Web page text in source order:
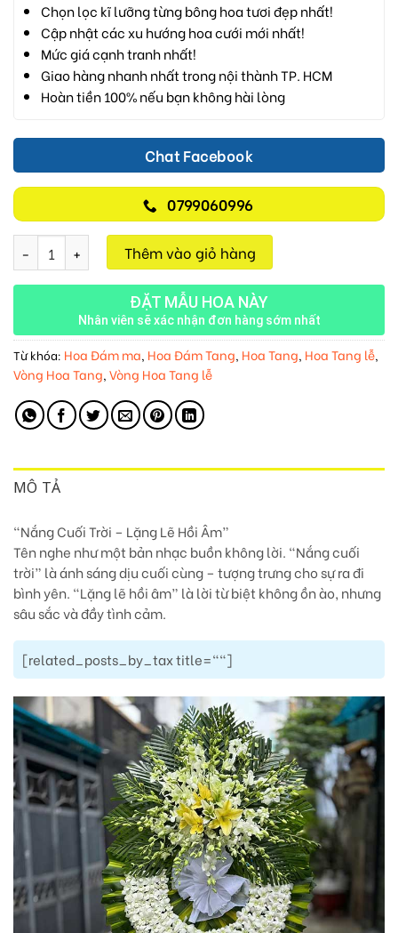
Chọn lọc kĩ lưỡng từng bông hoa tươi đẹp nhất!
Cập nhật các xu hướng hoa cưới mới nhất!
Mức giá cạnh tranh nhất!
Giao hàng nhanh nhất trong nội thành TP. HCM
Hoàn tiền 100% nếu bạn không hài lòng
Chat Facebook
0799060996
Nắng Cuối Trời M112 số lượngThêm vào giỏ hàng
ĐẶT MẪU HOA NÀY
Nhân viên sẽ xác nhận đơn hàng sớm nhất
Từ khóa: Hoa Đám ma, Hoa Đám Tang, Hoa Tang, Hoa Tang lễ,
Vòng Hoa Tang, Vòng Hoa Tang lễ
MÔ TẢ
“Nắng Cuối Trời – Lặng Lẽ Hồi Âm”
Tên nghe như một bản nhạc buồn không lời. “Nắng cuối
trời” là ánh sáng dịu cuối cùng – tượng trưng cho sự ra đi
bình yên. “Lặng lẽ hồi âm” là lời từ biệt không ồn ào, nhưng
sâu sắc và đầy tình cảm.
[related_posts_by_tax title=""]